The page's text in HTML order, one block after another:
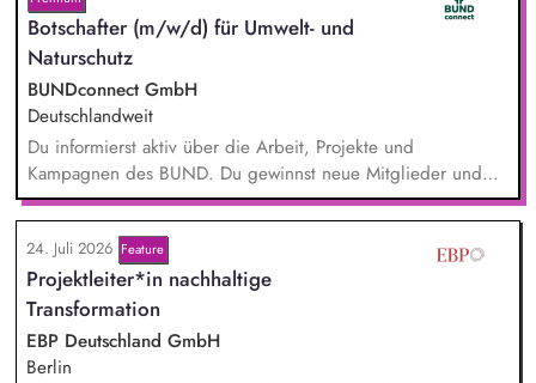
Botschafter (m/w/d) für Umwelt- und
Naturschutz
BUNDconnect GmbH
Deutschlandweit
Du informierst aktiv über die Arbeit, Projekte und
Kampagnen des BUND. Du gewinnst neue Mitglieder und
stärkst damit langfristig den Umwelt- und Naturschutz. Du
beantwortest Fragen zu Umwelt-, Arten- und Klimaschutz nach
bestem Wissen und Gewissen. Du unterstützt Kampagnen
und Aktionen, beispielsweise durch das Sammeln von
Unterschriften für Petitionen.
24. Juli 2026 Feature
Projektleiter*in nachhaltige
Transformation
EBP Deutschland GmbH
Berlin